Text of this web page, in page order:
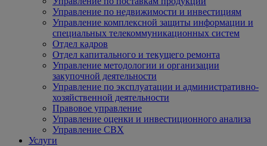
Управление по недвижимости и инвестициям
Управление комплексной защиты информации и
специальных телекоммуникационных систем
Отдел кадров
Отдел капитального и текущего ремонта
Управление методологии и организации
закупочной деятельности
Управление по эксплуатации и административно-
хозяйственной деятельности
Правовое управление
Управление оценки и инвестиционного анализа
Управление СВХ
Услуги